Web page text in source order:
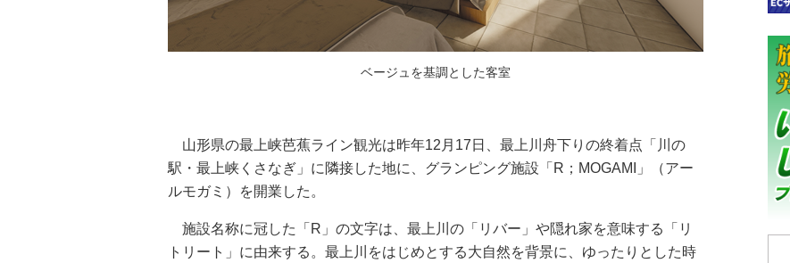
ベージュを基調とした客室
山形県の最上峡芭蕉ライン観光は昨年12月17日、最上川舟下りの終着点「川の
駅・最上峡くさなぎ」に隣接した地に、グランピング施設「R；MOGAMI」（アー
ルモガミ）を開業した。
施設名称に冠した「R」の文字は、最上川の「リバー」や隠れ家を意味する「リ
トリート」に由来する。最上川をはじめとする大自然を背景に、ゆったりとした時